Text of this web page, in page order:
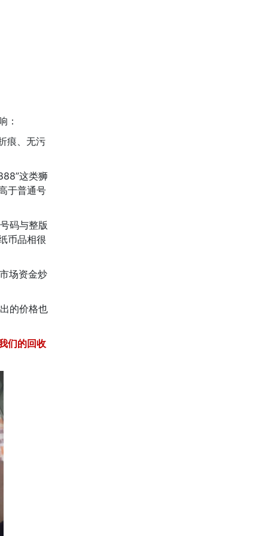
：
痕、无污
这类狮
于普通号
码与整版
币品相很
场资金炒
的价格也
们的回收